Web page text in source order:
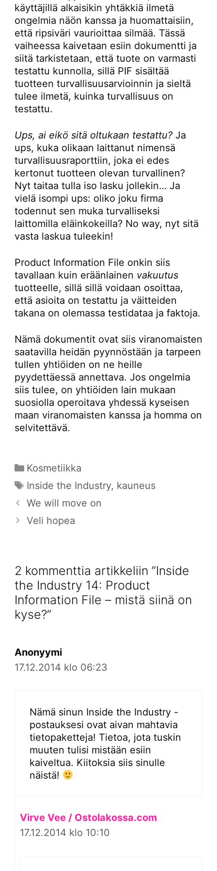
käyttäjillä alkaisikin yhtäkkiä ilmetä
ongelmia näön kanssa ja huomattaisiin,
että ripsiväri vaurioittaa silmää. Tässä
vaiheessa kaivetaan esiin dokumentti ja
siitä tarkistetaan, että tuote on varmasti
testattu kunnolla, sillä PIF sisältää
tuotteen turvallisuusarvioinnin ja sieltä
tulee ilmetä, kuinka turvallisuus on
testattu.
Ups, ai eikö sitä oltukaan testattu? Ja
ups, kuka olikaan laittanut nimensä
turvallisuusraporttiin, joka ei edes
kertonut tuotteen olevan turvallinen?
Nyt taitaa tulla iso lasku jollekin… Ja
vielä isompi ups: oliko joku firma
todennut sen muka turvalliseksi
laittomilla eläinkokeilla? No way, nyt sitä
vasta laskua tuleekin!
Product Information File onkin siis
tavallaan kuin eräänlainen vakuutus
tuotteelle, sillä sillä voidaan osoittaa,
että asioita on testattu ja väitteiden
takana on olemassa testidataa ja faktoja.
Nämä dokumentit ovat siis viranomaisten
saatavilla heidän pyynnöstään ja tarpeen
tullen yhtiöiden on ne heille
pyydettäessä annettava. Jos ongelmia
siis tulee, on yhtiöiden lain mukaan
suosiolla operoitava yhdessä kyseisen
maan viranomaisten kanssa ja homma on
selvitettävä.
Kategoriat
Kosmetiikka
Avainsanat
Inside the Industry, kauneus
We will move on
Veli hopea
2 kommenttia artikkeliin ”Inside
the Industry 14: Product
Information File – mistä siinä on
kyse?”
Anonyymi
17.12.2014 klo 06:23
Nämä sinun Inside the Industry -
postauksesi ovat aivan mahtavia
tietopaketteja! Tietoa, jota tuskin
muuten tulisi mistään esiin
kaiveltua. Kiitoksia siis sinulle
näistä!
Virve Vee / Ostolakossa.com
17.12.2014 klo 10:10